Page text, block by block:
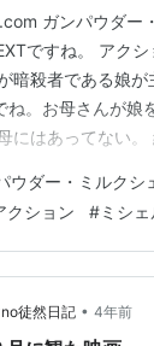
ガンパウダー
ですね。 アク
暗殺者である娘が
ね。お母さんが娘
にはあってない。
そしたら、そいつ
がわかってね。 感
行くことになるっ
んだけどね。 こ
白くてね。 けが人
ウダー・ミルクシ
クション #ミシ
徒然日記 • 4年前